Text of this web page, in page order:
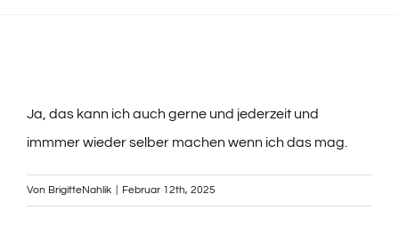
Ja, das kann ich auch gerne und jederzeit und
immmer wieder selber machen wenn ich das mag.
Von BrigitteNahlik Februar 12th, 2025